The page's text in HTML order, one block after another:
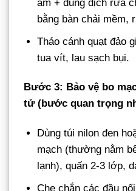
ấm + dung dịch rửa
bằng bàn chải mềm,
Tháo cánh quạt đảo
tua vít, lau sạch bụi.
Bước 3: Bảo vệ bo
tử (bước quan trọng
Dùng túi nilon đen
mạch (thường nằm
lạnh), quấn 2-3 lớp,
Che chắn các đầu